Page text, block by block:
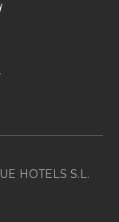
HOTELS S.L.